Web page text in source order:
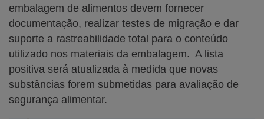
embalagem de alimentos devem fornecer
documentação, realizar testes de migração e dar
suporte a rastreabilidade total para o conteúdo
utilizado nos materiais da embalagem. A lista
positiva será atualizada à medida que novas
substâncias forem submetidas para avaliação de
segurança alimentar.